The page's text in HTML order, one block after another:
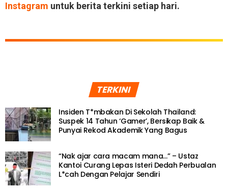
Instagram untuk berita terkini setiap hari.
TERKINI
Insiden T*mbakan Di Sekolah Thailand:
Suspek 14 Tahun ‘Gamer’, Bersikap Baik &
Punyai Rekod Akademik Yang Bagus
“Nak ajar cara macam mana…” – Ustaz
Kantoi Curang Lepas Isteri Dedah Perbualan
L*cah Dengan Pelajar Sendiri